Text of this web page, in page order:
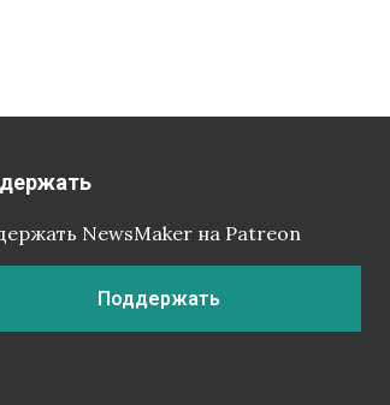
NewsMaker на Patreon
Поддержать